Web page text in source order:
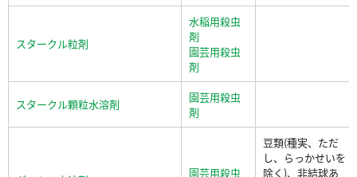
スタークル粒剤
水稲用殺虫
剤
園芸用殺虫
剤
スタークル顆粒水溶剤
園芸用殺虫
剤
園芸用殺虫
豆類(種実、ただ
し、らっかせいを
除く)、非結球あ